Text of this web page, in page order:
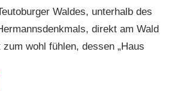
Waldes, unterhalb des
direkt am Wald
wohl fühlen, dessen „Haus